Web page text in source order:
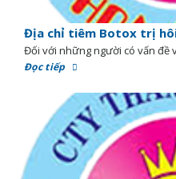
Địa chỉ tiêm Botox trị
Đối với những người có vấn đề
Đọc tiếp